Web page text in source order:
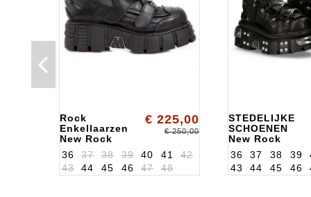
Rock
Enkellaarzen
New Rock
ALK268S2
€ 225,00
€ 250,00
36 37 38 39 40 41
42
43
44 45 46 47 48
STEDELIJKE
SCHOENEN
New Rock
ALK106S70
36 37 38 39
43
44 45 46